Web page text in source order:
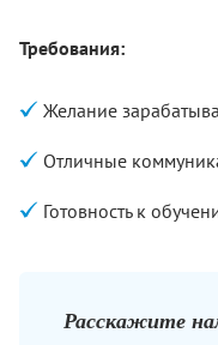
Требования:
Желание
Отличные
Готовность к
Расскажите